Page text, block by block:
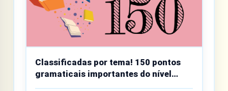
Classificadas por tema! 150 pontos
gramaticais importantes do nível